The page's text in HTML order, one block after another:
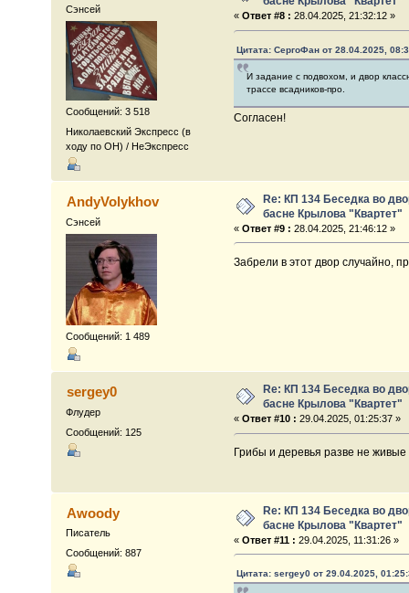
Сэнсей
Сообщений: 3 518
Николаевский Экспресс (в
ходу по ОН) / НеЭкспресс
« Ответ #8 : 28.04.2025, 21:32:12 »
Цитата: СергоФан от 28.04.2025,
И задание с подвохом, и двор
трассе всадников-про.
Согласен!
AndyVolykhov
Сэнсей
Сообщений: 1 489
Re: КП 134 Беседка во
басне Крылова "Квартет"
« Ответ #9 : 28.04.2025, 21:46:12 »
Забрели в этот двор случайно,
sergey0
Флудер
Сообщений: 125
Re: КП 134 Беседка во
басне Крылова "Квартет"
« Ответ #10 : 29.04.2025, 01:25:37 »
Грибы и деревья разве не
Awoody
Писатель
Сообщений: 887
Re: КП 134 Беседка во
басне Крылова "Квартет"
« Ответ #11 : 29.04.2025, 11:31:26 »
Цитата: sergey0 от 29.04.2025,